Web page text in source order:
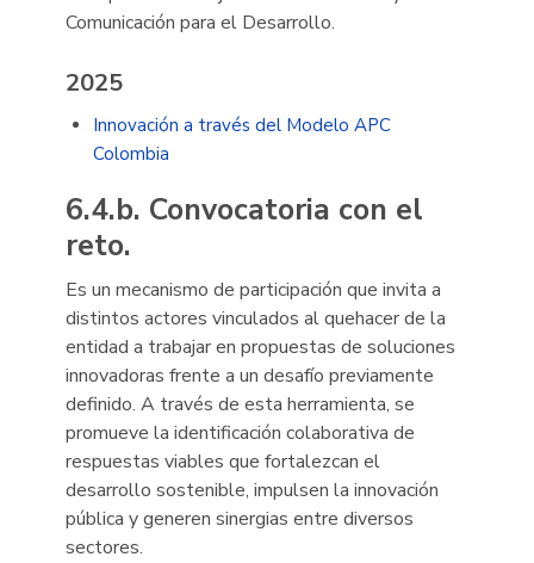
Comunicación para el Desarrollo.
2025
Innovación a través del Modelo APC
Colombia
6.4.b. Convocatoria con el
reto.
Es un mecanismo de participación que invita a
distintos actores vinculados al quehacer de la
entidad a trabajar en propuestas de soluciones
innovadoras frente a un desafío previamente
definido. A través de esta herramienta, se
promueve la identificación colaborativa de
respuestas viables que fortalezcan el
desarrollo sostenible, impulsen la innovación
pública y generen sinergias entre diversos
sectores.